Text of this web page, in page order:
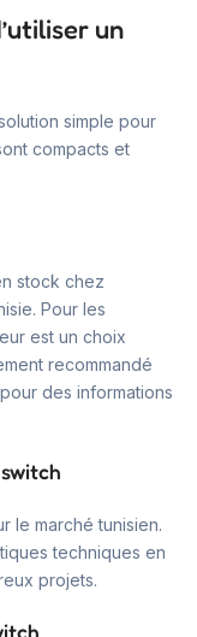
un
simple pour
compacts et
stock chez
Pour les
est un choix
recommandé
des informations
le marché tunisien.
techniques en
projets.